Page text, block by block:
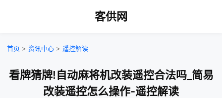
客供网
首页 > 资讯中心 > 遥控解读
看牌猜牌!自动麻将机改装遥控合法吗_简易
改装遥控怎么操作-遥控解读